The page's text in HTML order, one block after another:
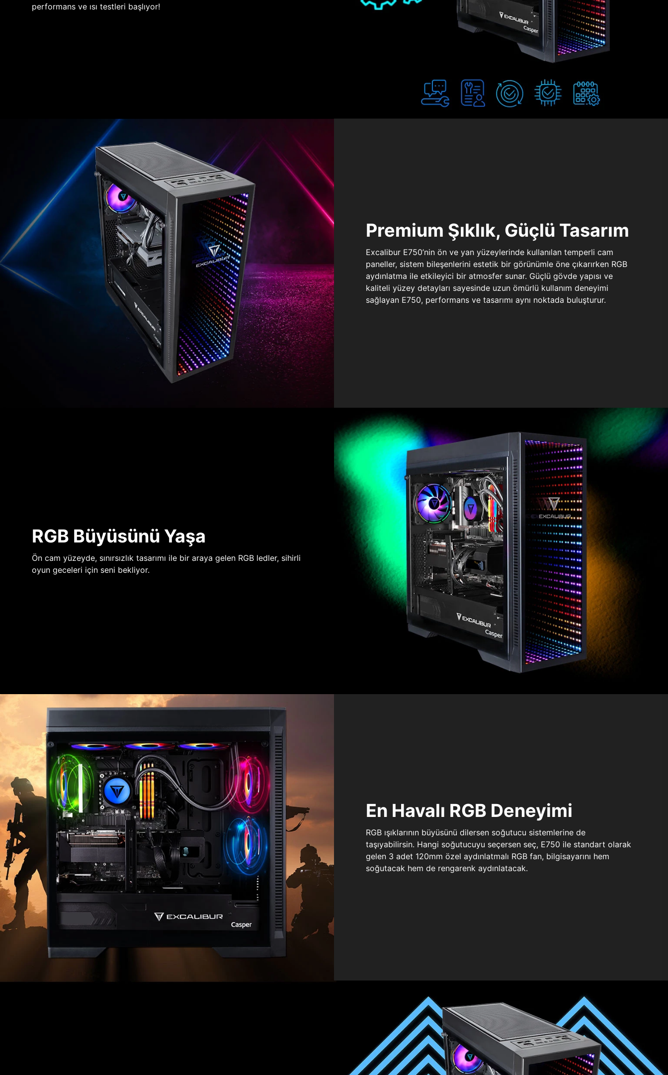
performans ve ısı testleri başlıyor!
Premium Şıklık, Güçlü Tasarım
Excalibur E750’nin ön ve yan yüzeylerinde kullanılan temperli cam
paneller, sistem bileşenlerini estetik bir görünümle öne çıkarırken RGB
aydınlatma ile etkileyici bir atmosfer sunar. Güçlü gövde yapısı ve
kaliteli yüzey detayları sayesinde uzun ömürlü kullanım deneyimi
sağlayan E750, performans ve tasarımı aynı noktada buluşturur.
RGB Büyüsünü Yaşa
Ön cam yüzeyde, sınırsızlık tasarımı ile bir araya gelen RGB ledler, sihirli
oyun geceleri için seni bekliyor.
En Havalı RGB Deneyimi
RGB ışıklarının büyüsünü dilersen soğutucu sistemlerine de
taşıyabilirsin. Hangi soğutucuyu seçersen seç, E750 ile standart olarak
gelen 3 adet 120mm özel aydınlatmalı RGB fan, bilgisayarını hem
soğutacak hem de rengarenk aydınlatacak.